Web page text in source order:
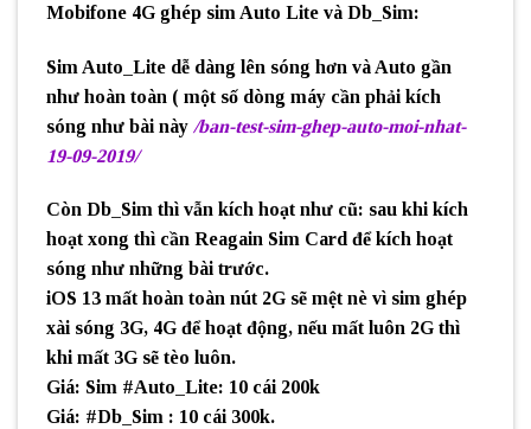
Mobifone 4G ghép sim Auto Lite và Db_Sim:
Sim Auto_Lite dễ dàng lên sóng hơn và Auto gần
như hoàn toàn ( một số dòng máy cần phải kích
sóng như bài này /ban-test-sim-ghep-auto-moi-nhat-
19-09-2019/
Còn Db_Sim thì vẫn kích hoạt như cũ: sau khi kích
hoạt xong thì cần Reagain Sim Card để kích hoạt
sóng như những bài trước.
iOS 13 mất hoàn toàn nút 2G sẽ mệt nè vì sim ghép
xài sóng 3G, 4G để hoạt động, nếu mất luôn 2G thì
khi mất 3G sẽ tèo luôn.
Giá: Sim #Auto_Lite: 10 cái 200k
Giá: #Db_Sim : 10 cái 300k.